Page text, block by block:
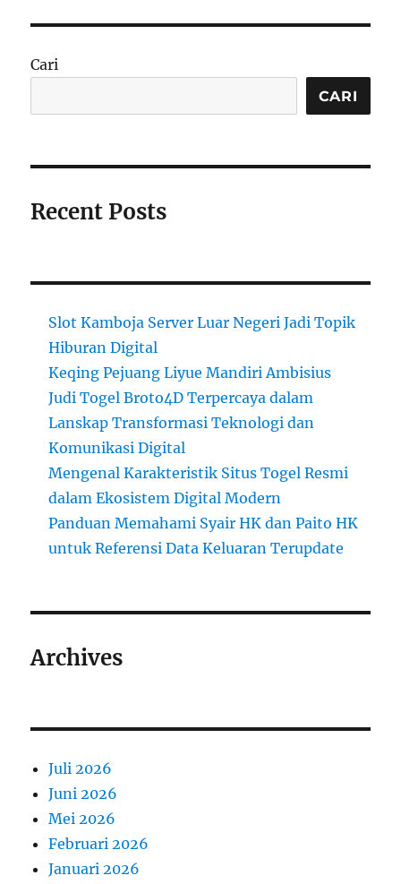
Cari
CARI
Recent Posts
Slot Kamboja Server Luar Negeri Jadi Topik
Hiburan Digital
Keqing Pejuang Liyue Mandiri Ambisius
Judi Togel Broto4D Terpercaya dalam
Lanskap Transformasi Teknologi dan
Komunikasi Digital
Mengenal Karakteristik Situs Togel Resmi
dalam Ekosistem Digital Modern
Panduan Memahami Syair HK dan Paito HK
untuk Referensi Data Keluaran Terupdate
Archives
Juli 2026
Juni 2026
Mei 2026
Februari 2026
Januari 2026